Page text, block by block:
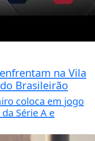
na Vila
Brasileirão
coloca em jogo
Série A e